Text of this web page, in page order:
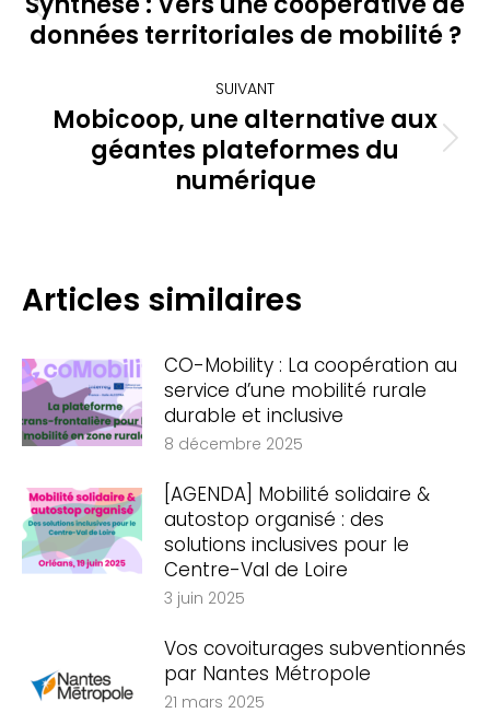
Article
précédent
données territoriales de mobilité ?
SUIVANT
Article
suivant
:
Mobicoop, une alternative aux
géantes plateformes du
numérique
Articles similaires
CO-Mobility : La coopération au
service d’une mobilité rurale
durable et inclusive
8 décembre 2025
[AGENDA] Mobilité solidaire &
autostop organisé : des
solutions inclusives pour le
Centre-Val de Loire
3 juin 2025
Vos covoiturages subventionnés
par Nantes Métropole
21 mars 2025